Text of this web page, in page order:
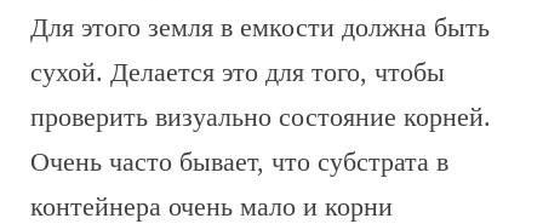
Для этого земля в емкости должна быть
сухой. Делается это для того, чтобы
проверить визуально состояние корней.
Очень часто бывает, что субстрата в
контейнера очень мало и корни